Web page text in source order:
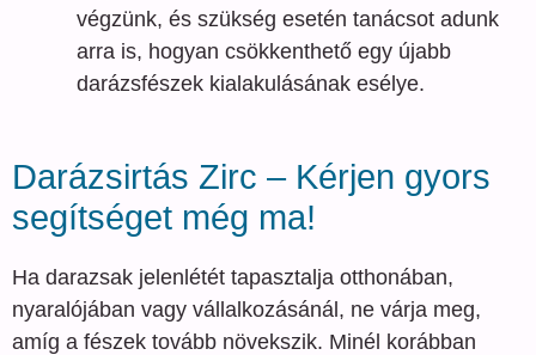
végzünk, és szükség esetén tanácsot adunk
arra is, hogyan csökkenthető egy újabb
darázsfészek kialakulásának esélye.
Darázsirtás Zirc – Kérjen gyors
segítséget még ma!
Ha darazsak jelenlétét tapasztalja otthonában,
nyaralójában vagy vállalkozásánál, ne várja meg,
amíg a fészek tovább növekszik. Minél korábban